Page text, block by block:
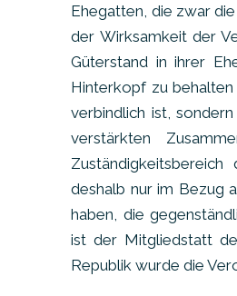
Ehegatten, die zwar
der Wirksamkeit der
Güterstand in ihrer
Hinterkopf zu
verbindlich ist,
verstärkten
deshalb nur im Bezug
haben, die
ist der Mitgliedstatt
Republik wurde die